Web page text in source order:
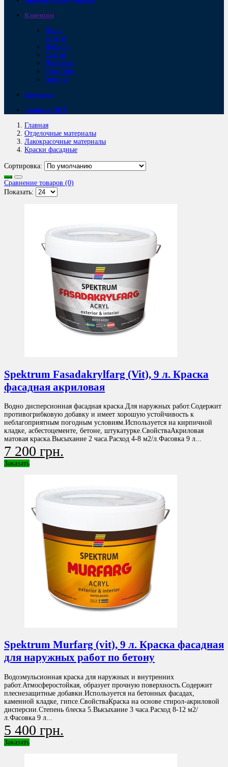
Клиентам
Наши
услуги
Новости
Статьи
Доставка
Гарантии
Аренда
Контакты
Станки с ЧПУ
Главная
Отделочные материалы
Лакокрасочные материалы
Краски фасадные
Сортировка:
Сравнение товаров (0)
Показать:
Spektrum Fasadakrylfarg (Vit), 9 л. Краска
фасадная акриловая
Водно дисперсионная фасадная краска.Для наружных работ.Содержит
противогрибковую добавку и имеет хорошую устойчивость к
неблагоприятным погодным условиям.Используется на кирпичной
кладке, асбестоцементе, бетоне, штукатурке.СвойстваАкриловая
матовая краска.Высыхание 2 часа.Расход 4-8 м2/л.Фасовка 9 л...
7 200 грн.
Заказать
Spektrum Murfarg (vit), 9 л. Краска фасадная
для наружных работ по бетону
Водоэмульсионная краска для наружных и внутренних
работ.Атмосферостойкая, образует прочную поверхность.Содержит
плеснезащитные добавки.Используется на бетонных фасадах,
каменной кладке, гипсе.СвойстваКраска на основе стирол-акриловой
дисперсии.Степень блеска 5.Высыхание 3 часа.Расход 8-12 м2/
л.Фасовка 9 л...
5 400 грн.
Заказать